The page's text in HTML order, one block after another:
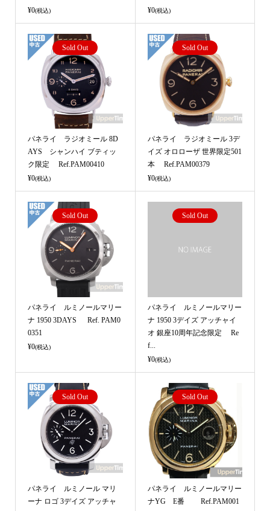
¥0(税込)
¥0(税込)
Sold Out
パネライ ラジオミール 8D
AYS シャンハイ ブティッ
ク限定 Ref.PAM00410
¥0(税込)
Sold Out
パネライ ラジオミール 3デ
イズ オロローザ 世界限定501
本 Ref.PAM00379
¥0(税込)
Sold Out
パネライ ルミノールマリー
ナ 1950 3DAYS Ref. PAM0
0351
¥0(税込)
Sold Out
パネライ ルミノールマリー
ナ 1950 3デイズ アッチャイ
オ 銀座10周年記念限定 Re
f...
¥0(税込)
Sold Out
パネライ ルミノール マリ
ーナ ロゴ 3デイズ アッチャ
Sold Out
パネライ ルミノールマリー
ナYG E番 Ref.PAM001